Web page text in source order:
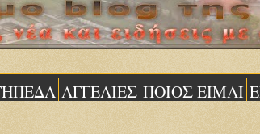
ΑΓΓΕΛΙΕΣ ΠΟΙΟΣ ΕΙΜΑΙ